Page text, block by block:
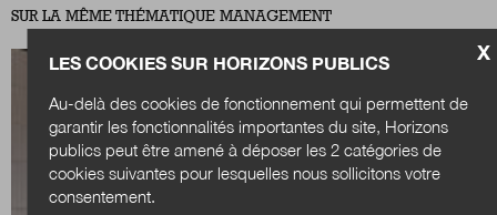
SUR LA MÊME THÉMATIQUE MANAGEMENT
X
LES COOKIES SUR HORIZONS PUBLICS
Au-delà des cookies de fonctionnement qui permettent de
garantir les fonctionnalités importantes du site, Horizons
publics peut être amené à déposer les 2 catégories de
cookies suivantes pour lesquelles nous sollicitons votre
consentement.